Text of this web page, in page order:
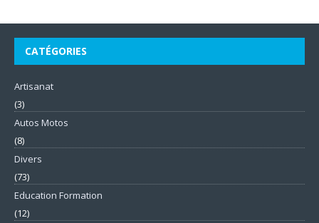
CATÉGORIES
Artisanat
(3)
Autos Motos
(8)
Divers
(73)
Education Formation
(12)